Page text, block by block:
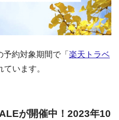
約対象期間で「 楽天トラベ
ています。
が開催中！2023年10